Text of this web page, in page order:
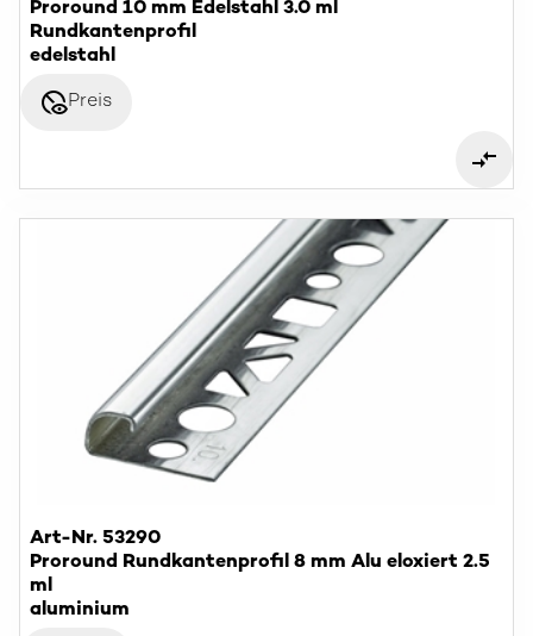
Proround 10 mm Edelstahl 3.0 ml
Rundkantenprofil
edelstahl
disabled_visiblePreis
Art-Nr. 53290
Proround Rundkantenprofil 8 mm Alu eloxiert 2.5
ml
aluminium